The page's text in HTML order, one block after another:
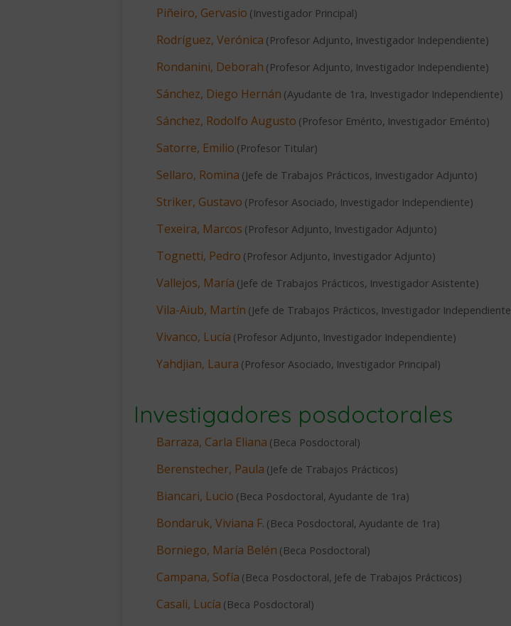
Piñeiro, Gervasio (Investigador Principal)
Rodríguez, Verónica (Profesor Adjunto, Investigador Independiente)
Rondanini, Deborah (Profesor Adjunto, Investigador Independiente)
Sánchez, Diego Hernán (Ayudante de 1ra, Investigador Independiente)
Sánchez, Rodolfo Augusto (Profesor Emérito, Investigador Emérito)
Satorre, Emilio (Profesor Titular)
Sellaro, Romina (Jefe de Trabajos Prácticos, Investigador Adjunto)
Striker, Gustavo (Profesor Asociado, Investigador Independiente)
Texeira, Marcos (Profesor Adjunto, Investigador Adjunto)
Tognetti, Pedro (Profesor Adjunto, Investigador Adjunto)
Vallejos, María (Jefe de Trabajos Prácticos, Investigador Asistente)
Vila-Aiub, Martín (Jefe de Trabajos Prácticos, Investigador Independiente
Vivanco, Lucía (Profesor Adjunto, Investigador Independiente)
Yahdjian, Laura (Profesor Asociado, Investigador Principal)
Investigadores posdoctorales
Barraza, Carla Eliana (Beca Posdoctoral)
Berenstecher, Paula (Jefe de Trabajos Prácticos)
Biancari, Lucio (Beca Posdoctoral, Ayudante de 1ra)
Bondaruk, Viviana F. (Beca Posdoctoral, Ayudante de 1ra)
Borniego, María Belén (Beca Posdoctoral)
Campana, Sofía (Beca Posdoctoral, Jefe de Trabajos Prácticos)
Casali, Lucía (Beca Posdoctoral)